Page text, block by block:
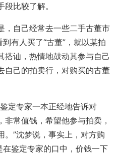
比较了解。
，自己经常去一些二手古董市
有人买了“古董”，就以某拍
搭讪，热情地鼓动其参与自己
自己的拍卖行，对购买的古董
定专家一本正经地告诉对
常值钱，希望他参与拍卖，
。”沈梦说，事实上，对方购
在鉴定专家的口中，价钱一下